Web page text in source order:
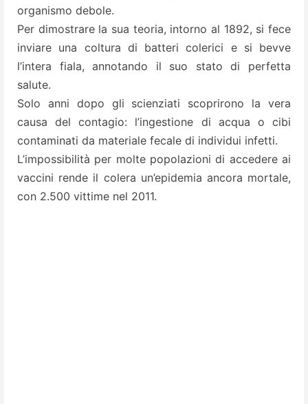
organismo debole.
Per dimostrare la sua teoria, intorno al 1892, si fece
inviare una coltura di batteri colerici e si bevve
l’intera fiala, annotando il suo stato di perfetta
salute.
Solo anni dopo gli scienziati scoprirono la vera
causa del contagio: l’ingestione di acqua o cibi
contaminati da materiale fecale di individui infetti.
L’impossibilità per molte popolazioni di accedere ai
vaccini rende il colera un’epidemia ancora mortale,
con 2.500 vittime nel 2011.